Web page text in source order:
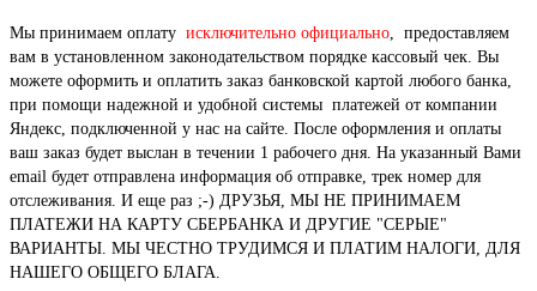
Мы принимаем оплату исключительно официально, предоставляем
вам в установленном законодательством порядке кассовый чек. Вы
можете оформить и оплатить заказ банковской картой любого банка,
при помощи надежной и удобной системы платежей от компании
Яндекс, подключенной у нас на сайте. После оформления и оплаты
ваш заказ будет выслан в течении 1 рабочего дня. На указанный Вами
email будет отправлена информация об отправке, трек номер для
отслеживания. И еще раз ;-) ДРУЗЬЯ, МЫ НЕ ПРИНИМАЕМ
ПЛАТЕЖИ НА КАРТУ СБЕРБАНКА И ДРУГИЕ "СЕРЫЕ"
ВАРИАНТЫ. МЫ ЧЕСТНО ТРУДИМСЯ И ПЛАТИМ НАЛОГИ, ДЛЯ
НАШЕГО ОБЩЕГО БЛАГА.